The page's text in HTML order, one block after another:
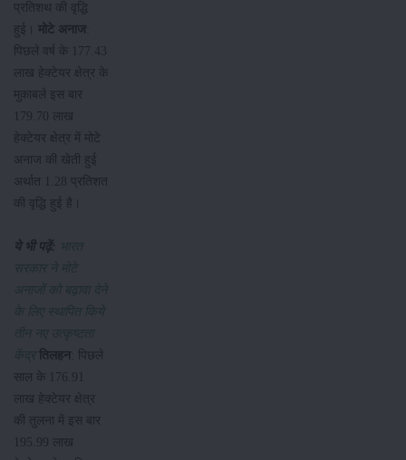
प्रतिशथ की वृद्धि
हुई। मोटे अनाज
पिछले वर्ष के 177.43
लाख हेक्टेयर क्षेत्र के
मुकाबले इस बार
179.70 लाख
हेक्टेयर क्षेत्र में मोटे
अनाज की खेती हुई
अर्थात 1.28 प्रतिशत
की वृद्धि हुई है।
ये भी पढ़ें: भारत
सरकार ने मोटे
अनाजों को बढ़ावा देने
के लिए स्थापित किये
तीन नए उत्कृष्टता
केंद्र तिलहन : पिछले
साल के 176.91
लाख हेक्टेयर क्षेत्र
की तुलना में इस बार
195.99 लाख